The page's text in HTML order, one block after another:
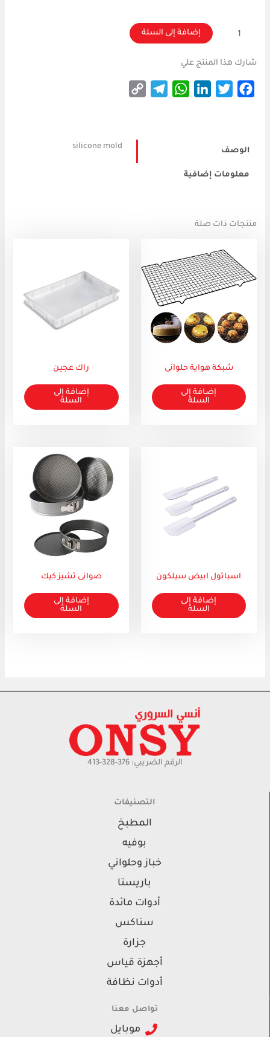
إضافة إلى السلة
شارك هذا المنتج علي
Facebook
Twitter
LinkedIn
WhatsApp
Telegram
الوصف
معلومات إضافية
silicone mold
منتجات ذات صلة
شبكة هواية حلوانى
إضافة إلى
السلة
راك عجين
إضافة إلى
السلة
اسباتول ابيض سيلكون
إضافة إلى
السلة
صوانى تشيز كيك
إضافة إلى
السلة
الرقم الضريبي: 376-328-413
التصنيفات
المطبخ
بوفيه
خباز وحلواني
باريستا
أدوات مائدة
سناكس
جزارة
أجهزة قياس
أدوات نظافة
تواصل معنا
موبايل